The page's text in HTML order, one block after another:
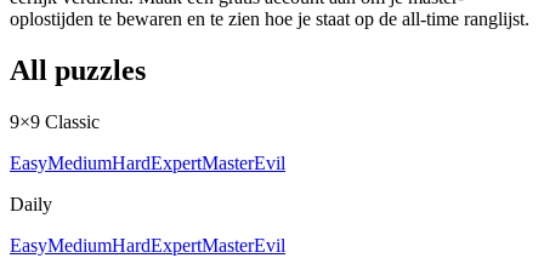
oplostijden te bewaren en te zien hoe je staat op de all-time ranglijst.
All puzzles
9×9 Classic
EasyMediumHardExpertMasterEvil
Daily
EasyMediumHardExpertMasterEvil